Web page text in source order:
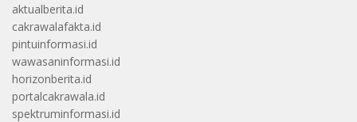
aktualberita.id
cakrawalafakta.id
pintuinformasi.id
wawasaninformasi.id
horizonberita.id
portalcakrawala.id
spektruminformasi.id